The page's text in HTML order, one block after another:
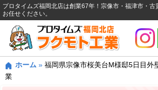
プロタイムズ福岡北店は創業67年！宗像市・福津市・古
お任せください。
ホーム » 福岡県宗像市桜美台M様邸5日目外
業